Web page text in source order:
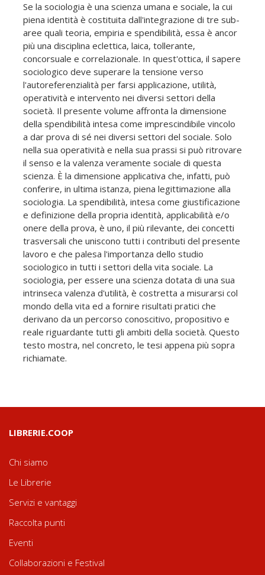
Se la sociologia è una scienza umana e sociale, la cui
piena identità è costituita dall'integrazione di tre sub-
aree quali teoria, empiria e spendibilità, essa è ancor
più una disciplina eclettica, laica, tollerante,
concorsuale e correlazionale. In quest'ottica, il sapere
sociologico deve superare la tensione verso
l'autoreferenzialità per farsi applicazione, utilità,
operatività e intervento nei diversi settori della
società. Il presente volume affronta la dimensione
della spendibilità intesa come imprescindibile vincolo
a dar prova di sé nei diversi settori del sociale. Solo
nella sua operatività e nella sua prassi si può ritrovare
il senso e la valenza veramente sociale di questa
scienza. È la dimensione applicativa che, infatti, può
conferire, in ultima istanza, piena legittimazione alla
sociologia. La spendibilità, intesa come giustificazione
e definizione della propria identità, applicabilità e/o
onere della prova, è uno, il più rilevante, dei concetti
trasversali che uniscono tutti i contributi del presente
lavoro e che palesa l'importanza dello studio
sociologico in tutti i settori della vita sociale. La
sociologia, per essere una scienza dotata di una sua
intrinseca valenza d'utilità, è costretta a misurarsi col
mondo della vita ed a fornire risultati pratici che
derivano da un percorso conoscitivo, propositivo e
reale riguardante tutti gli ambiti della società. Questo
testo mostra, nel concreto, le tesi appena più sopra
richiamate.
LIBRERIE.COOP
Chi siamo
Le Librerie
Servizi e vantaggi
Raccolta punti
Eventi
Collaborazioni e Festival